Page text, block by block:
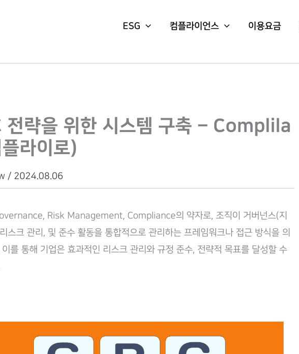
ESG 컴플라이언스 이용요금
전략을 위한 시스템 구축 – Complila
라이로)
/ 2024.08.06
Risk Management, Compliance의 약자로, 조직이 거버넌스(지
스크 관리, 및 준수 활동을 통합적으로 관리하는 프레임워크나 접근 방식을 의
이를 통해 기업은 효과적인 리스크 관리와 규정 준수, 전략적 목표를 달성할 수